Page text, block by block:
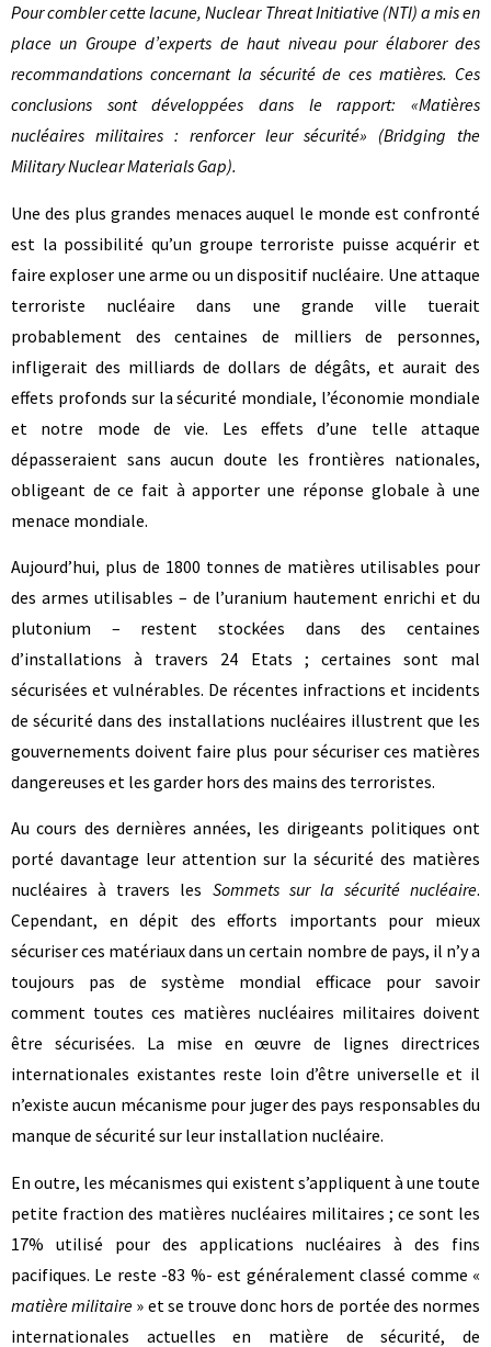
Pour combler cette lacune, Nuclear Threat Initiative (NTI) a mis en
place un Groupe d’experts de haut niveau pour élaborer des
recommandations concernant la sécurité de ces matières. Ces
conclusions sont développées dans le rapport: «Matières
nucléaires militaires : renforcer leur sécurité» (Bridging the
Military Nuclear Materials Gap).
Une des plus grandes menaces auquel le monde est confronté
est la possibilité qu’un groupe terroriste puisse acquérir et
faire exploser une arme ou un dispositif nucléaire. Une attaque
terroriste nucléaire dans une grande ville tuerait
probablement des centaines de milliers de personnes,
infligerait des milliards de dollars de dégâts, et aurait des
effets profonds sur la sécurité mondiale, l’économie mondiale
et notre mode de vie. Les effets d’une telle attaque
dépasseraient sans aucun doute les frontières nationales,
obligeant de ce fait à apporter une réponse globale à une
menace mondiale.
Aujourd’hui, plus de 1800 tonnes de matières utilisables pour
des armes utilisables – de l’uranium hautement enrichi et du
plutonium – restent stockées dans des centaines
d’installations à travers 24 Etats ; certaines sont mal
sécurisées et vulnérables. De récentes infractions et incidents
de sécurité dans des installations nucléaires illustrent que les
gouvernements doivent faire plus pour sécuriser ces matières
dangereuses et les garder hors des mains des terroristes.
Au cours des dernières années, les dirigeants politiques ont
porté davantage leur attention sur la sécurité des matières
nucléaires à travers les Sommets sur la sécurité nucléaire.
Cependant, en dépit des efforts importants pour mieux
sécuriser ces matériaux dans un certain nombre de pays, il n’y a
toujours pas de système mondial efficace pour savoir
comment toutes ces matières nucléaires militaires doivent
être sécurisées. La mise en œuvre de lignes directrices
internationales existantes reste loin d’être universelle et il
n’existe aucun mécanisme pour juger des pays responsables du
manque de sécurité sur leur installation nucléaire.
En outre, les mécanismes qui existent s’appliquent à une toute
petite fraction des matières nucléaires militaires ; ce sont les
17% utilisé pour des applications nucléaires à des fins
pacifiques. Le reste -83 %- est généralement classé comme «
matière militaire » et se trouve donc hors de portée des normes
internationales actuelles en matière de sécurité, de